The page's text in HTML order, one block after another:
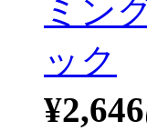
ミン
ック
¥2,646